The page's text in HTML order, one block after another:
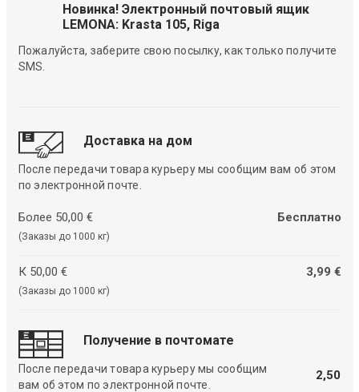
Новинка! Электронный почтовый ящик
LEMONA: Krasta 105, Riga
Пожалуйста, заберите свою посылку, как только получите
SMS.
Доставка на дом
После передачи товара курьеру мы сообщим вам об этом
по электронной почте.
Более 50,00 €
(Заказы до 1000 кг)
Бесплатно
К 50,00 €
(Заказы до 1000 кг)
3,99 €
Получение в почтомате
После передачи товара курьеру мы сообщим
вам об этом по электронной почте.
2,50